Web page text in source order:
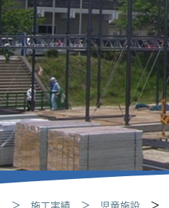
施工実績 児童施設